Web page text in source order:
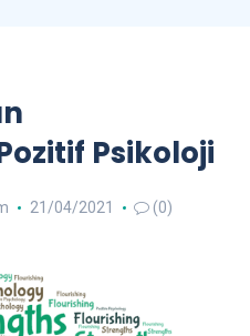
Psikoloji
21/04/2021 (0)